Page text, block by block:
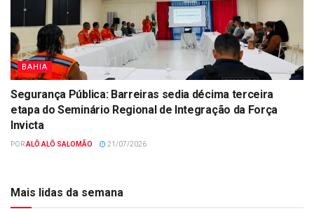
BAHIA
Segurança Pública: Barreiras sedia décima terceira
etapa do Seminário Regional de Integração da Força
Invicta
PORALÔ ALÔ SALOMÃO 21/07/2026
Mais lidas da semana